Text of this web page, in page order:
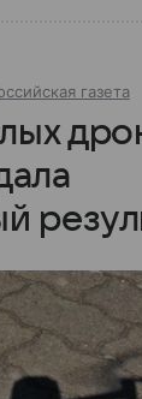
газета